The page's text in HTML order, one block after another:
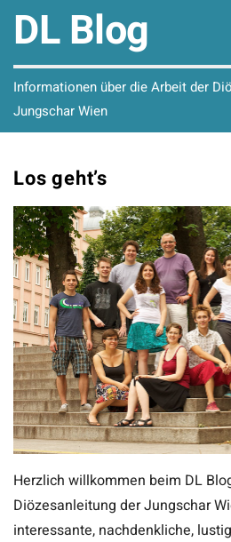
DL Blog
Informationen über die Arbeit der
Jungschar Wien
Los geht’s
Herzlich willkommen beim DL
Diözesanleitung der Jungschar
interessante, nachdenkliche,